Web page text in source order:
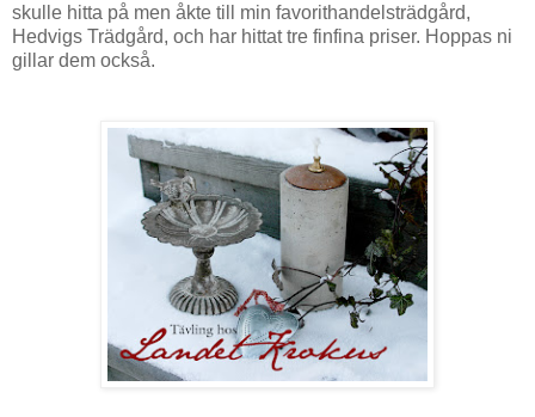
skulle hitta på men åkte till min favorithandelsträdgård,
Hedvigs Trädgård, och har hittat tre finfina priser. Hoppas ni
gillar dem också.